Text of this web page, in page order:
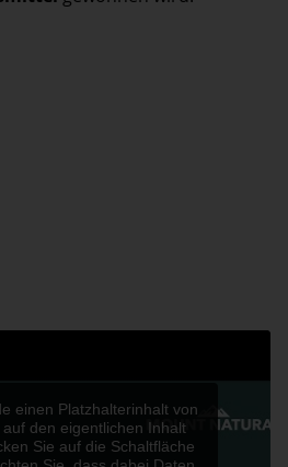
einen Platzhalterinhalt von
auf den eigentlichen Inhalt
Sie auf die Schaltfläche
in den 1950er Jahren. Schon in
Gesundheit der